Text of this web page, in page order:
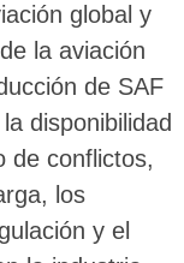
global y
la aviación
de SAF
disponibilidad
de conflictos,
los
y el